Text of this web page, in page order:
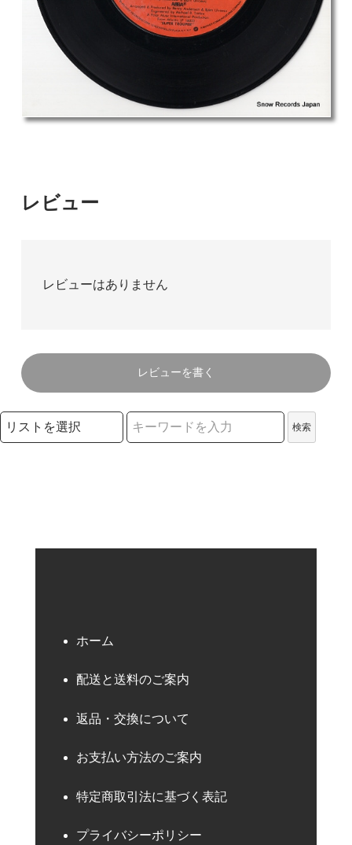
レビュー
レビューはありません
レビューを書く
検索リストの選択
検索
ホーム
配送と送料のご案内
返品・交換について
お支払い方法のご案内
特定商取引法に基づく表記
プライバシーポリシー